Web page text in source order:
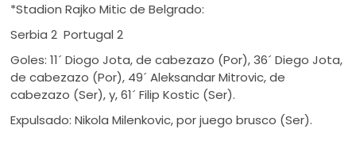
*Stadion Rajko Mitic de Belgrado:
Serbia 2 Portugal 2
Goles: 11´ Diogo Jota, de cabezazo (Por), 36´ Diego Jota,
de cabezazo (Por), 49´ Aleksandar Mitrovic, de
cabezazo (Ser), y, 61´ Filip Kostic (Ser).
Expulsado: Nikola Milenkovic, por juego brusco (Ser).